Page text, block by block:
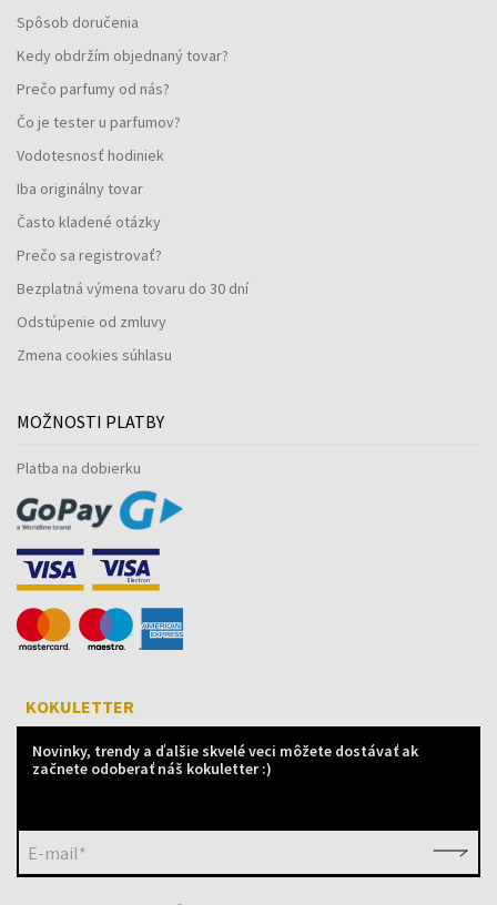
Spôsob doručenia
Kedy obdržím objednaný tovar?
Prečo parfumy od nás?
Čo je tester u parfumov?
Vodotesnosť hodiniek
Iba originálny tovar
Často kladené otázky
Prečo sa registrovať?
Bezplatná výmena tovaru do 30 dní
Odstúpenie od zmluvy
Zmena cookies súhlasu
MOŽNOSTI PLATBY
Platba na dobierku
KOKULETTER
Novinky, trendy a ďalšie skvelé veci môžete dostávať ak
začnete odoberať náš kokuletter :)
E-mail*